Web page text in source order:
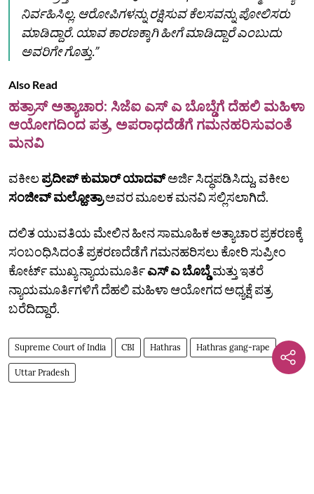
ನಿರ್ವಹಿಸಿಲ್ಲ. ಆರೋಪಿಗಳನ್ನು ರಕ್ಷಿಸುವ ಕೆಲಸವನ್ನು ಪೋಲಿಸರು
ಮಾಡಿದ್ದಾರೆ. ಯಾವ ಕಾರಣಕ್ಕಾಗಿ ಹೀಗೆ ಮಾಡಿದ್ದಾರೆ ಎಂಬುದು
ಅವರಿಗೇ ಗೊತ್ತು.”
Also Read
ಹತ್ರಾಸ್ ಅತ್ಯಾಚಾರ: ಸಿಜೆಐ ಎಸ್‌ ಎ ಬೊಬ್ಡೆಗೆ ದೆಹಲಿ ಮಹಿಳಾ
ಆಯೋಗದಿಂದ ಪತ್ರ, ಅಪರಾಧದೆಡೆಗೆ ಗಮನಹರಿಸುವಂತೆ
ಮನವಿ
ವಕೀಲಪ್ರದೀಪ್ ಕುಮಾರ್ ಯಾದವ್ಅರ್ಜಿ ಸಿದ್ಧಪಡಿಸಿದ್ದು, ವಕೀಲ
ಸಂಜೀವ್ ಮಲ್ಹೋತ್ರಾಅವರ ಮೂಲಕ ಮನವಿ ಸಲ್ಲಿಸಲಾಗಿದೆ.
ದಲಿತ ಯುವತಿಯ ಮೇಲಿನ ಹೀನ ಸಾಮೂಹಿಕ ಅತ್ಯಾಚಾರ ಪ್ರಕರಣಕ್ಕೆ
ಸಂಬಂಧಿಸಿದಂತೆ ಪ್ರಕರಣದೆಡೆಗೆ ಗಮನಹರಿಸಲು ಕೋರಿ ಸುಪ್ರೀಂ
ಕೋರ್ಟ್ ಮುಖ್ಯ ನ್ಯಾಯಮೂರ್ತಿಎಸ್ ಎ ಬೊಬ್ಡೆಮತ್ತು ಇತರೆ
ನ್ಯಾಯಮೂರ್ತಿಗಳಿಗೆ ದೆಹಲಿ ಮಹಿಳಾ ಆಯೋಗದ ಅಧ್ಯಕ್ಷೆ ಪತ್ರ
ಬರೆದಿದ್ದಾರೆ.
Supreme Court of India CBI Hathras Hathras gang-rape
Uttar Pradesh